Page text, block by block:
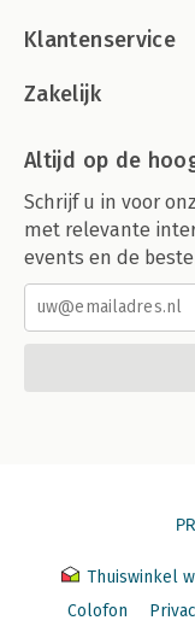
Klantenservice
Zakelijk
Altijd op de
Schrijf u in voor
met relevante
events en de
Thuiswinkel
Colofon